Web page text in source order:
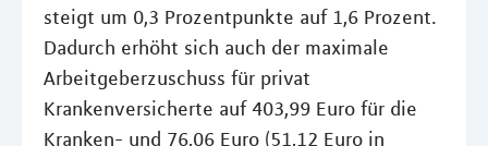
steigt um 0,3 Prozentpunkte auf 1,6 Prozent.
Dadurch erhöht sich auch der maximale
Arbeitgeberzuschuss für privat
Krankenversicherte auf 403,99 Euro für die
Kranken- und 76,06 Euro (51,12 Euro in